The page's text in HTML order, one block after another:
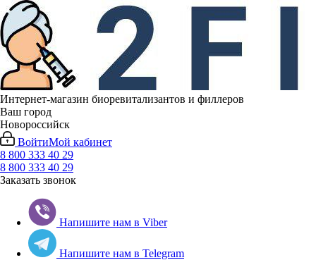
Интернет-магазин биоревитализантов и филлеров
Ваш город
Новороссийск
ВойтиМой кабинет
8 800 333 40 29
8 800 333 40 29
Заказать звонок
Напишите нам в Viber
Напишите нам в Telegram